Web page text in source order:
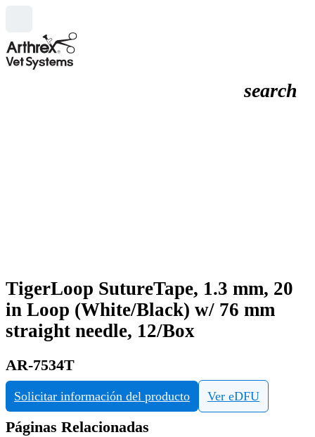
search
TigerLoop SutureTape, 1.3 mm, 20
in Loop (White/Black) w/ 76 mm
straight needle, 12/Box
AR-7534T
Solicitar información del producto Ver eDFU
Páginas Relacionadas